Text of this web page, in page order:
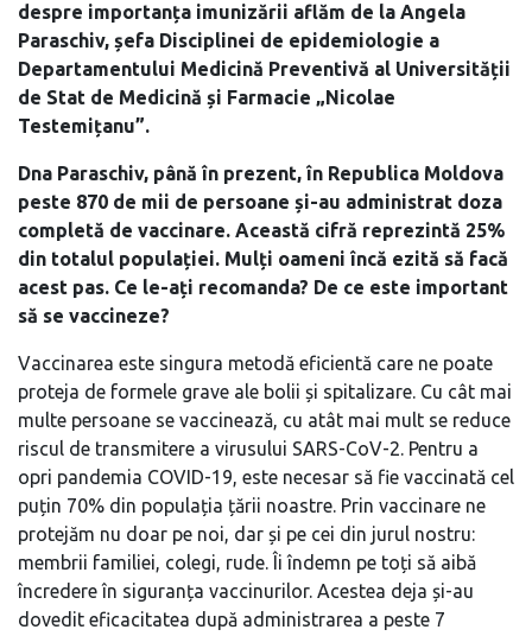
despre importanța imunizării aflăm de la Angela
Paraschiv, șefa Disciplinei de epidemiologie a
Departamentului Medicină Preventivă al Universității
de Stat de Medicină și Farmacie „Nicolae
Testemițanu”.
Dna Paraschiv, până în prezent, în Republica Moldova
peste 870 de mii de persoane și-au administrat doza
completă de vaccinare. Această cifră reprezintă 25%
din totalul populației. Mulți oameni încă ezită să facă
acest pas. Ce le-ați recomanda? De ce este important
să se vaccineze?
Vaccinarea este singura metodă eficientă care ne poate
proteja de formele grave ale bolii și spitalizare. Cu cât mai
multe persoane se vaccinează, cu atât mai mult se reduce
riscul de transmitere a virusului SARS-CoV-2. Pentru a
opri pandemia COVID-19, este necesar să fie vaccinată cel
puțin 70% din populația țării noastre. Prin vaccinare ne
protejăm nu doar pe noi, dar și pe cei din jurul nostru:
membrii familiei, colegi, rude. Îi îndemn pe toți să aibă
încredere în siguranța vaccinurilor. Acestea deja și-au
dovedit eficacitatea după administrarea a peste 7